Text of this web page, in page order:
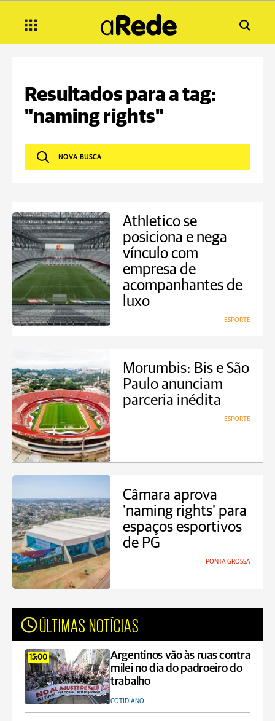
Resultados para a tag:
"naming rights"
Athletico se
posiciona e nega
vínculo com
empresa de
acompanhantes de
luxo
ESPORTE
Morumbis: Bis e São
Paulo anunciam
parceria inédita
ESPORTE
Câmara aprova
'naming rights' para
espaços esportivos
de PG
PONTA GROSSA
ÚLTIMAS NOTÍCIAS
15:00
Argentinos vão às ruas contra
milei no dia do padroeiro do
trabalho
COTIDIANO